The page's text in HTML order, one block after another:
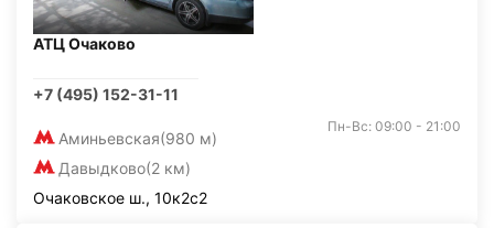
АТЦ Очаково
+7 (495) 152-31-11
Аминьевская(980 м)
Давыдково(2 км)
Пн-Вс: 09:00 - 21:00
Очаковское ш., 10к2с2